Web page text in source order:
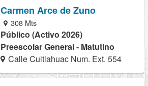
Carmen Arce de Zuno
308 Mts
Público (Activo 2026)
Preescolar General - Matutino
Calle Cuitlahuac Num. Ext. 554